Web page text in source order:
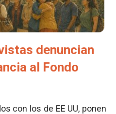
denuncian
al Fondo
con los de EE UU, ponen